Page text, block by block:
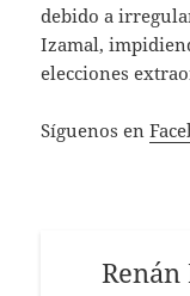
debido a
Izamal,
elecciones
Síguenos en
Renán